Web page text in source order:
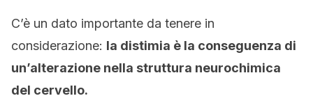
C’è un dato importante da tenere in
considerazione: la distimia è la conseguenza di
un’alterazione nella struttura neurochimica
del cervello.